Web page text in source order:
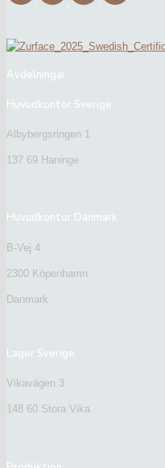
Avdelningar
Huvudkontor Sverige
Albybergsringen 1
137 69 Haninge
Huvudkontor Danmark
B-Vej 4
2300 Köpenhamn
Danmark
Lager Sverige
Vikavägen 3
148 60 Stora Vika